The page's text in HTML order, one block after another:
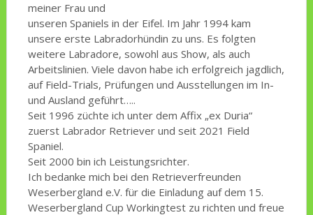
meiner Frau und
unseren Spaniels in der Eifel. Im Jahr 1994 kam
unsere erste Labradorhündin zu uns. Es folgten
weitere Labradore, sowohl aus Show, als auch
Arbeitslinien. Viele davon habe ich erfolgreich jagdlich,
auf Field-Trials, Prüfungen und Ausstellungen im In-
und Ausland geführt…..
Seit 1996 züchte ich unter dem Affix „ex Duria“
zuerst Labrador Retriever und seit 2021 Field
Spaniel.
Seit 2000 bin ich Leistungsrichter.
Ich bedanke mich bei den Retrieverfreunden
Weserbergland e.V. für die Einladung auf dem 15.
Weserbergland Cup Workingtest zu richten und freue